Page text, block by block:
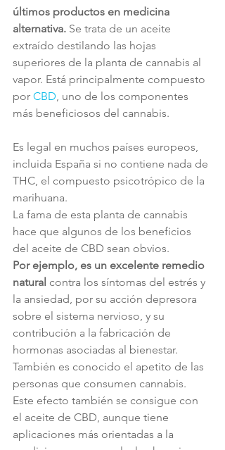
últimos productos en medicina
alternativa. Se trata de un aceite
extraído destilando las hojas
superiores de la planta de cannabis al
vapor. Está principalmente compuesto
por CBD , uno de los componentes
más beneficiosos del cannabis.
Es legal en muchos países europeos,
incluida España si no contiene nada de
THC, el compuesto psicotrópico de la
marihuana.
La fama de esta planta de cannabis
hace que algunos de los beneficios
del aceite de CBD sean obvios.
Por ejemplo, es un excelente remedio
natural contra los síntomas del estrés y
la ansiedad, por su acción depresora
sobre el sistema nervioso, y su
contribución a la fabricación de
hormonas asociadas al bienestar.
También es conocido el apetito de las
personas que consumen cannabis.
Este efecto también se consigue con
el aceite de CBD, aunque tiene
aplicaciones más orientadas a la